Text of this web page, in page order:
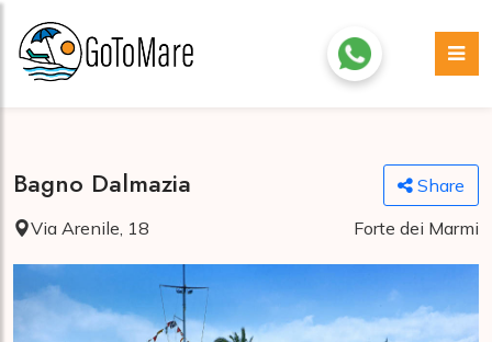
Bagno Dalmazia
Share
Via Arenile, 18
Forte dei Marmi